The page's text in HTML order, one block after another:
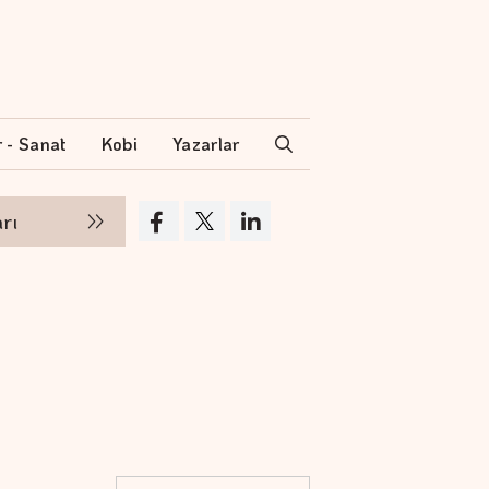
- Sanat Kobi Yazarlar
Politika faizi başka piyasanın ödediği faiz